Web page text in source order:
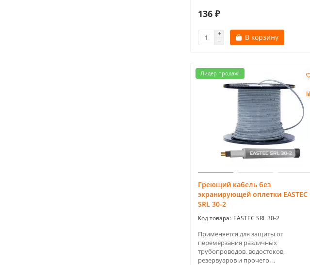
136 ₽
В корзину
Лидер продаж!
Греющий кабель без
экранирующей оплетки EASTEC
SRL 30-2
EASTEC SRL 30-2
Применяется для защиты от
перемерзания различных
трубопроводов, водостоков,
резервуаров и прочего. ..